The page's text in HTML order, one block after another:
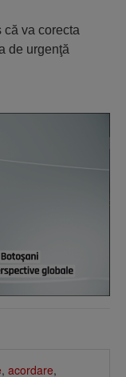
că va corecta
de urgenţă
, acordare,